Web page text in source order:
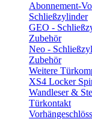
Abonnement-
Schließzylinder
GEO -
Zubehör
Neo -
Zubehör
Weitere
XS4 Locker
Wandleser &
Türkontakt